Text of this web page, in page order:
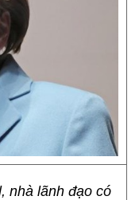
nhà lãnh đạo có